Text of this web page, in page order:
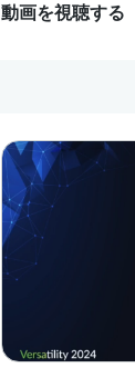
動画を視聴する